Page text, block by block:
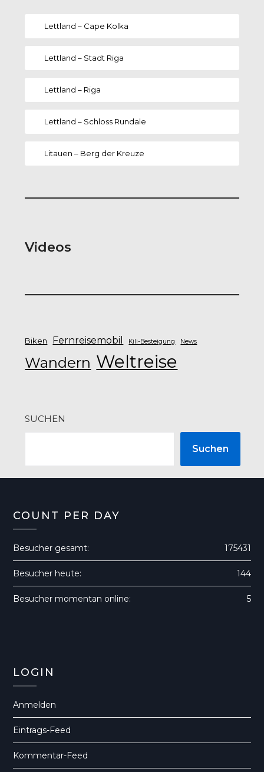
Lettland – Cape Kolka
Lettland – Stadt Riga
Lettland – Riga
Lettland – Schloss Rundale
Litauen – Berg der Kreuze
Videos
Biken Fernreisemobil Kili-Besteigung News
Wandern Weltreise
SUCHEN
Suchen
COUNT PER DAY
175431
Besucher gesamt:
144
Besucher heute:
5
Besucher momentan online:
LOGIN
Anmelden
Eintrags-Feed
Kommentar-Feed